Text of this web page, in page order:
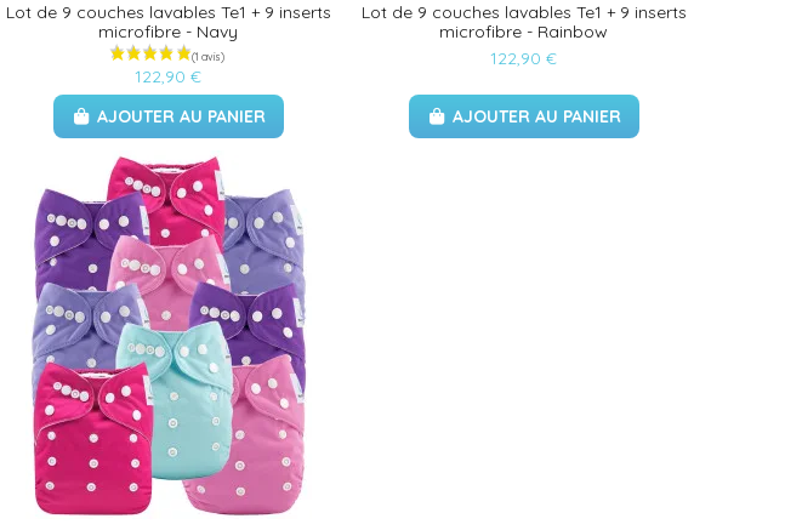
Lot de 9 couches lavables Te1 + 9 inserts
microfibre - Navy
122,90 €
AJOUTER AU PANIER
Lot de 9 couches lavables Te1 + 9 inserts
microfibre - Rainbow
122,90 €
AJOUTER AU PANIER